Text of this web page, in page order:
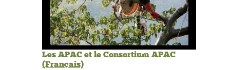
Les APAC et le Consortium APAC
(Français)